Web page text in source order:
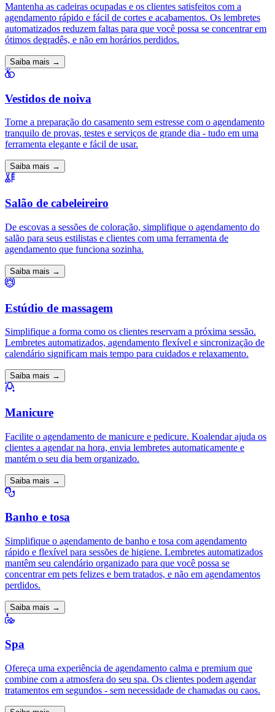
Mantenha as cadeiras ocupadas e os clientes satisfeitos com a
agendamento rápido e fácil de cortes e acabamentos. Os lembretes
automatizados reduzem faltas para que você possa se concentrar em
ótimos degradês, e não em horários perdidos.
Saiba mais →
Vestidos de noiva
Torne a preparação do casamento sem estresse com o agendamento
tranquilo de provas, testes e serviços de grande dia - tudo em uma
ferramenta elegante e fácil de usar.
Saiba mais →
Salão de cabeleireiro
De escovas a sessões de coloração, simplifique o agendamento do
salão para seus estilistas e clientes com uma ferramenta de
agendamento que funciona sozinha.
Saiba mais →
Estúdio de massagem
Simplifique a forma como os clientes reservam a próxima sessão.
Lembretes automatizados, agendamento flexível e sincronização de
calendário significam mais tempo para cuidados e relaxamento.
Saiba mais →
Manicure
Facilite o agendamento de manicure e pedicure. Koalendar ajuda os
clientes a agendar na hora, envia lembretes automaticamente e
mantém o seu dia bem organizado.
Saiba mais →
Banho e tosa
Simplifique o agendamento de banho e tosa com agendamento
rápido e flexível para sessões de higiene. Lembretes automatizados
mantêm seu calendário organizado para que você possa se
concentrar em pets felizes e bem tratados, e não em agendamentos
perdidos.
Saiba mais →
Spa
Ofereça uma experiência de agendamento calma e premium que
combine com a atmosfera do seu spa. Os clientes podem agendar
tratamentos em segundos - sem necessidade de chamadas ou caos.